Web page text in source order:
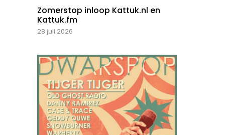
Zomerstop inloop Kattuk.nl en
Kattuk.fm
28 juli 2026